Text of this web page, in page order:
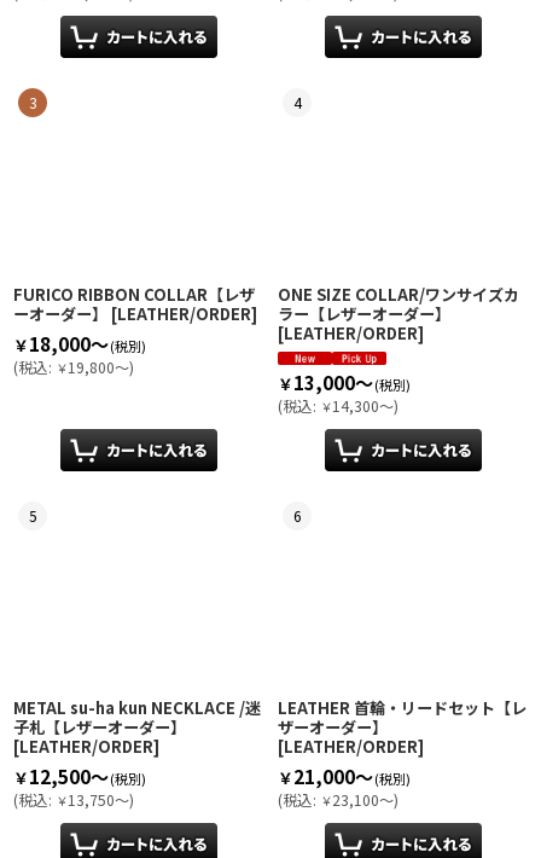
3
FURICO RIBBON COLLAR【レザ
ーオーダー】
[LEATHER/ORDER]
￥18,000～(税別)
(税込: ￥19,800～)
4
ONE SIZE COLLAR/ワンサイズカ
ラー【レザーオーダー】
[LEATHER/ORDER]
￥13,000～(税別)
(税込: ￥14,300～)
5
METAL su-ha kun NECKLACE /迷
子札【レザーオーダー】
[LEATHER/ORDER]
￥12,500～(税別)
(税込: ￥13,750～)
6
LEATHER 首輪・リードセット【レ
ザーオーダー】
[LEATHER/ORDER]
￥21,000～(税別)
(税込: ￥23,100～)